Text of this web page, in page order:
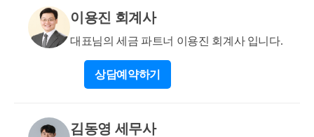
이며, 홈택스 질의답변의 내용과는 차이가 있어 약간
의 논란이 있는 부분입니다.) 2) 어떤 방안이 유리할 지
1)의 답변에 따르면 우선 배우자(귀하의 어머니)는 소
수지분을 상속받으시는 것이 유리합니다. 결국 당연히
공동명의로 상속을 받으시는 것이 유리할 가능성이 높
고업무를 진행하며 판단해보시길 추천드립니다. 추후
이용진 회계사
대표님의 세금 파트너 이용진 회계사 입니다.
상담예약하기
김동영 세무사